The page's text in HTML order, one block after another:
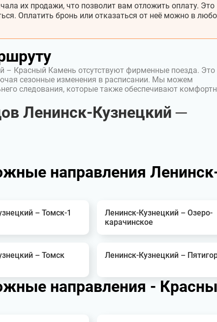
их продажи, что позволит вам отложить оплату. Это
Оплатить бронь или отказаться от неё можно в
– Красный Камень отсутствуют фирменные поезда. Это
сезонные изменения в расписании. Мы можем
следования, которые также обеспечивают
Ленинск-Кузнецкий ─
направления
– Томск-1
Ленинск-Кузнецкий – Озеро-
карачинское
– Томск Ленинск-Кузнецкий –
направления -